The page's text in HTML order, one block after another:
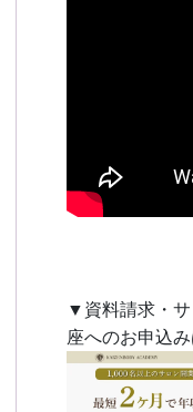
▼資料請求・
座へのお申込